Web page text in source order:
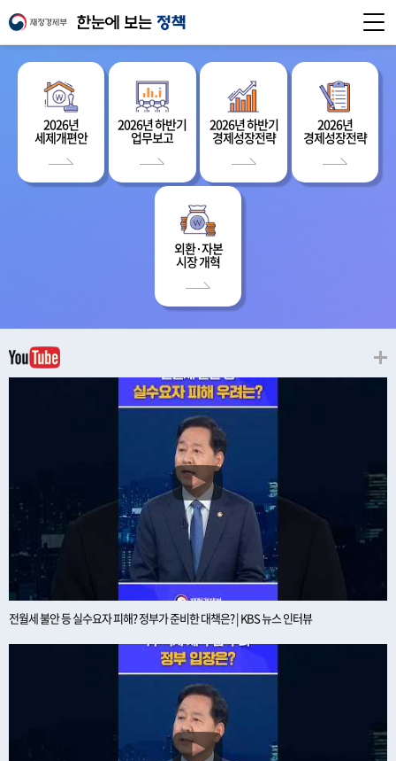
2026년
세제개편안
2026년 하반기
업무보고
2026년 하반기
경제성장전략
2026년
경제성장전략
외환·자본
시장 개혁
전월세 불안 등 실수요자 피해? 정부가 준비한 대책은? | KBS 뉴스 인터뷰